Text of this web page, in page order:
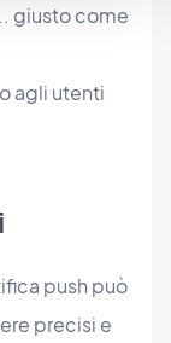
giusto come
agli utenti
push può
precisi e